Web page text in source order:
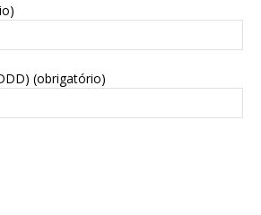
(obrigatório)